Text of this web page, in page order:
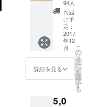
CAMPF
IREのプ
ロジェ
クト
ページ
に名前
をクレ
ジット
※クレ
しない
94人
お届
け予
定：
2017
年12
月
詳細を見る
こ
の
リ
タ
ー
ン
を
選
択
す
る
5,0